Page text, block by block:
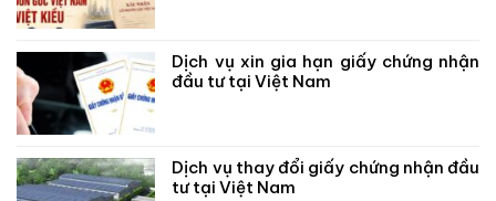
Dịch vụ xin gia hạn giấy chứng nhận
đầu tư tại Việt Nam
Dịch vụ thay đổi giấy chứng nhận đầu
tư tại Việt Nam